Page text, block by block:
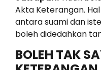
Akta Keterangan.
antara suami dan
boleh didedahkan
BOLEH TAK